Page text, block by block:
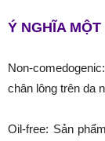
Ý NGHĨA
Non-
chân lông trên da
Oil-free: Sản